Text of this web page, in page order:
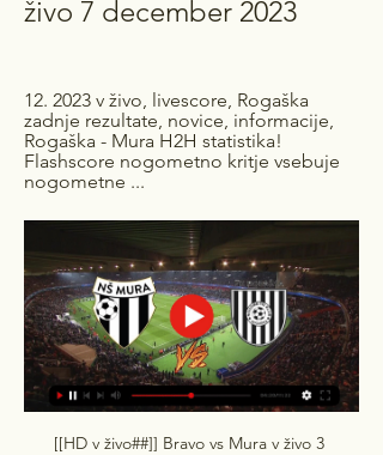
živo 7 december 2023
12. 2023 v živo, livescore, Rogaška
zadnje rezultate, novice, informacije,
Rogaška - Mura H2H statistika!
Flashscore nogometno kritje vsebuje
nogometne ...
[[HD v živo##]] Bravo vs Mura v živo 3